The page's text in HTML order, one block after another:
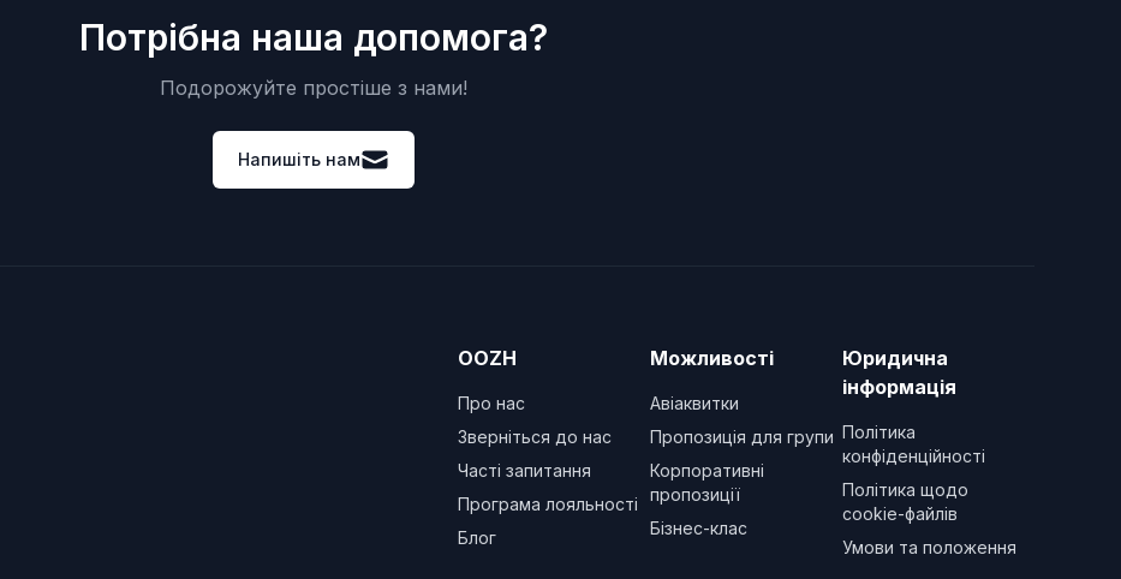
Потрібна наша допомога?
Подорожуйте простіше з нами!
Напишіть нам
OOZH
Про нас
Зверніться до нас
Часті запитання
Програма лояльності
Блог
Можливості
Авіаквитки
Пропозиція для групи
Корпоративні
пропозиції
Бізнес-клас
Юридична
інформація
Політика
конфіденційності
Політика щодо
cookie-файлів
Умови та положення